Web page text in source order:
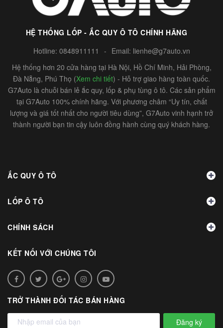
HỆ THỐNG LỐP - ẮC QUY Ô TÔ CHÍNH HÃNG
Hotline: 0848911111 - Email: lienhe@g7auto.vn
Hệ thống hơn 20 cửa hàng tại Hà Nội, Hồ Chí Minh, Hải Phòng,
Đà Nẵng, Phú Thọ (Xem chi tiết) - Hỗ trợ giao hàng toàn quốc.
G7Auto là chuỗi bán lẻ ắc quy, lốp & phụ tùng ô tô. Các sản phẩm
tại G7Auto 100% chính hãng. Với phương châm “Uy tín, chất
lượng và giá tốt nhất cho người tiêu dùng”, G7Auto vinh hạnh trở
thành người bạn tin cậy luôn đồng hành cùng quý khách hàng.
ẮC QUY Ô TÔ
LỐP Ô TÔ
CHÍNH SÁCH
KẾT NỐI VỚI CHÚNG TÔI
TRỞ THÀNH ĐỐI TÁC BÁN HÀNG
Đăng ký